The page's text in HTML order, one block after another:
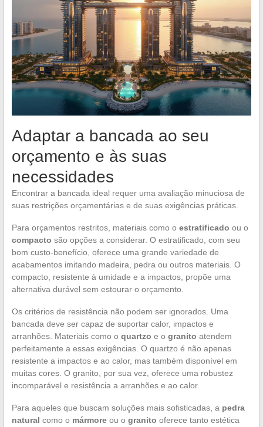
Adaptar a bancada ao seu
orçamento e às suas
necessidades
Encontrar a bancada ideal requer uma avaliação minuciosa de
suas restrições orçamentárias e de suas exigências práticas.
Para orçamentos restritos, materiais como o estratificado ou o
compacto são opções a considerar. O estratificado, com seu
bom custo-benefício, oferece uma grande variedade de
acabamentos imitando madeira, pedra ou outros materiais. O
compacto, resistente à umidade e a impactos, propõe uma
alternativa durável sem estourar o orçamento.
Os critérios de resistência não podem ser ignorados. Uma
bancada deve ser capaz de suportar calor, impactos e
arranhões. Materiais como o quartzo e o granito atendem
perfeitamente a essas exigências. O quartzo é não apenas
resistente a impactos e ao calor, mas também disponível em
muitas cores. O granito, por sua vez, oferece uma robustez
incomparável e resistência a arranhões e ao calor.
Para aqueles que buscam soluções mais sofisticadas, a pedra
natural como o mármoreou o granito oferece tanto estética